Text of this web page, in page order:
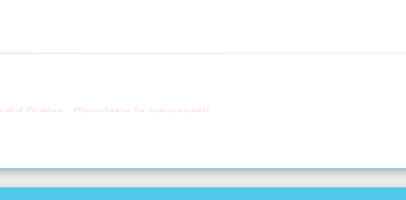
Rutier - Circulația în intersecții
-->Codul Rutier - Sensul și banda de circulație